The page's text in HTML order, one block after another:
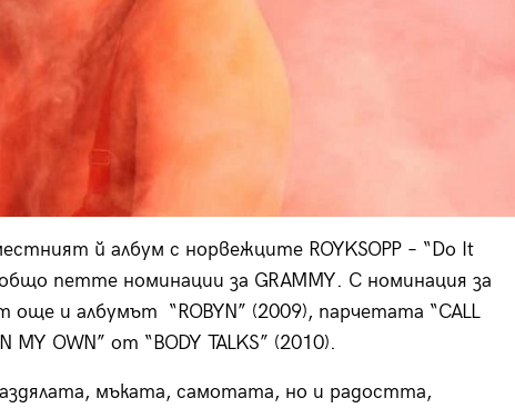
й албум с норвежците ROYKSOPP – “Do It
петте номинации за GRAMMY. С номинация за
и албумът “ROBYN” (2009), парчетата “CALL
MY OWN” от “BODY TALKS” (2010).
мъката, самотата, но и радостта,